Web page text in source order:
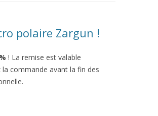
polaire Zargun !
! La remise est valable
commande avant la fin des